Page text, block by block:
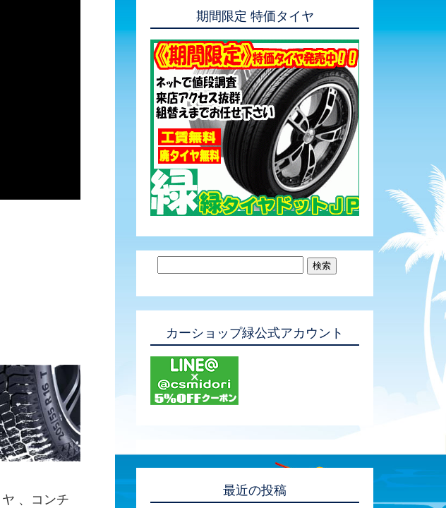
、コンチ
期間限定 特価タイヤ
カーショップ緑公式アカウント
最近の投稿